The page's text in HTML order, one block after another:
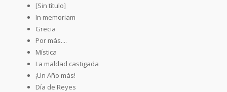
[Sin título]
In memoriam
Grecia
Por más....
Mística
La maldad castigada
¡Un Año más!
Día de Reyes